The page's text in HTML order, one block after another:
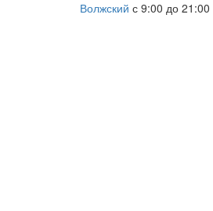
Волжский с 9:00 до 21:00